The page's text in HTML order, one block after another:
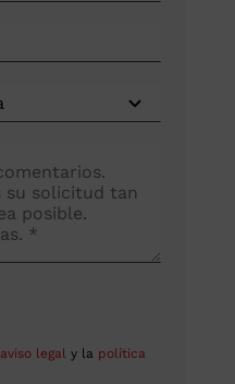
aviso legaly la política